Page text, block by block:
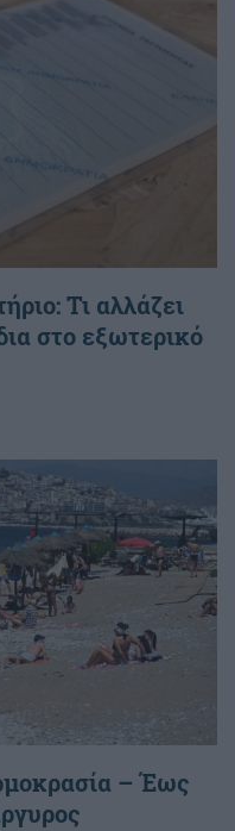
Τι αλλάζει
στο εξωτερικό
– Έως